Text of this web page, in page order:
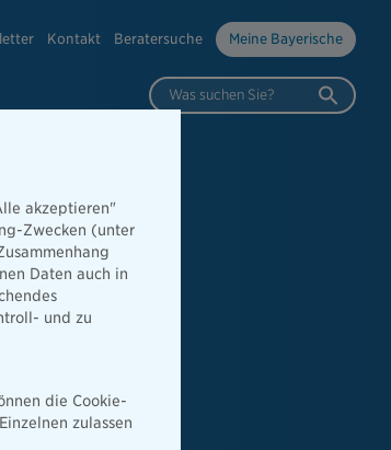
Kontakt Beratersuche Meine Bayerische
Was suchen Sie?
akzeptieren"
Zwecken (unter
Daten auch in
und zu
die Cookie-
zulassen